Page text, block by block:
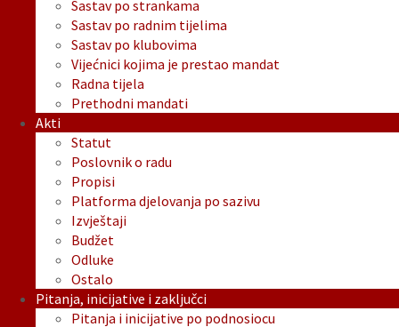
Sastav po strankama
Sastav po radnim tijelima
Sastav po klubovima
Vijećnici kojima je prestao mandat
Radna tijela
Prethodni mandati
Akti
Statut
Poslovnik o radu
Propisi
Platforma djelovanja po sazivu
Izvještaji
Budžet
Odluke
Ostalo
Pitanja, inicijative i zaključci
Pitanja i inicijative po podnosiocu